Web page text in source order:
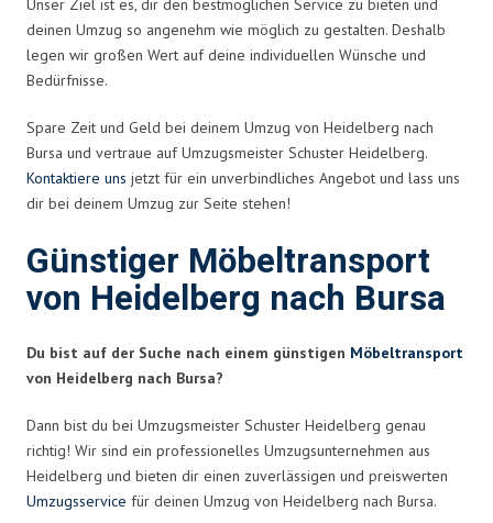
Unser Ziel ist es, dir den bestmöglichen Service zu bieten und
deinen Umzug so angenehm wie möglich zu gestalten. Deshalb
legen wir großen Wert auf deine individuellen Wünsche und
Bedürfnisse.
Spare Zeit und Geld bei deinem Umzug von Heidelberg nach
Bursa und vertraue auf Umzugsmeister Schuster Heidelberg.
Kontaktiere uns jetzt für ein unverbindliches Angebot und lass uns
dir bei deinem Umzug zur Seite stehen!
Günstiger Möbeltransport
von Heidelberg nach Bursa
Du bist auf der Suche nach einem günstigen Möbeltransport
von Heidelberg nach Bursa?
Dann bist du bei Umzugsmeister Schuster Heidelberg genau
richtig! Wir sind ein professionelles Umzugsunternehmen aus
Heidelberg und bieten dir einen zuverlässigen und preiswerten
Umzugsservice für deinen Umzug von Heidelberg nach Bursa.